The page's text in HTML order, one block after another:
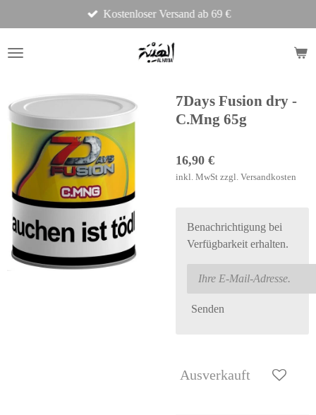
Hauptinhalt
springen
Kostenloser Versand ab 69 €
7Days Fusion dry -
C.Mng 65g
16,90 €
inkl. MwSt zzgl. Versandkosten
Benachrichtigung bei
Verfügbarkeit erhalten.
Senden
Ausverkauft